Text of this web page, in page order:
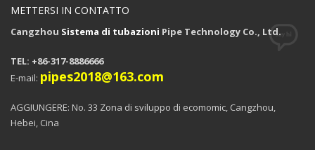
METTERSI IN CONTATTO
Cangzhou Sistema di tubazioni Pipe Technology Co., Ltd.
TEL: +86-317-8886666
E-mail: pipes2018@163.com
AGGIUNGERE: No. 33 Zona di sviluppo di ecomomic, Cangzhou,
Hebei, Cina